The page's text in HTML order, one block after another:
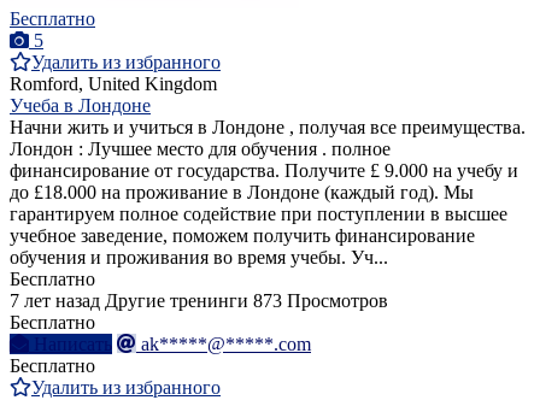
Бесплатно
5
Удалить из избранного
Romford, United Kingdom
Учеба в Лондоне
Начни жить и учиться в Лондоне , получая все преимущества.
Лондон : Лучшее место для обучения . полное
финансирование от государства. Получите £ 9.000 на учебу и
до £18.000 на проживание в Лондоне (каждый год). Мы
гарантируем полное содействие при поступлении в высшее
учебное заведение, поможем получить финансирование
обучения и проживания во время учебы. Уч...
Бесплатно
7 лет назад Другие тренинги 873 Просмотров
Бесплатно
Написать
ak*****@*****.com
Бесплатно
Удалить из избранного